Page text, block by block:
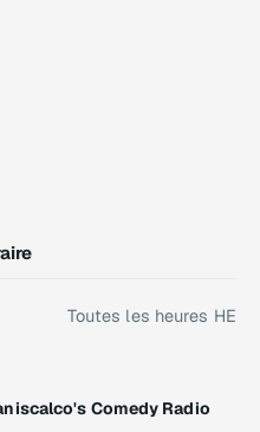
Toutes les heures HE
Comedy Radio